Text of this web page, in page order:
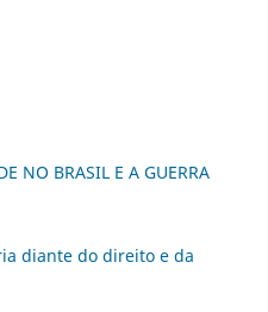
NO BRASIL E A GUERRA
diante do direito e da